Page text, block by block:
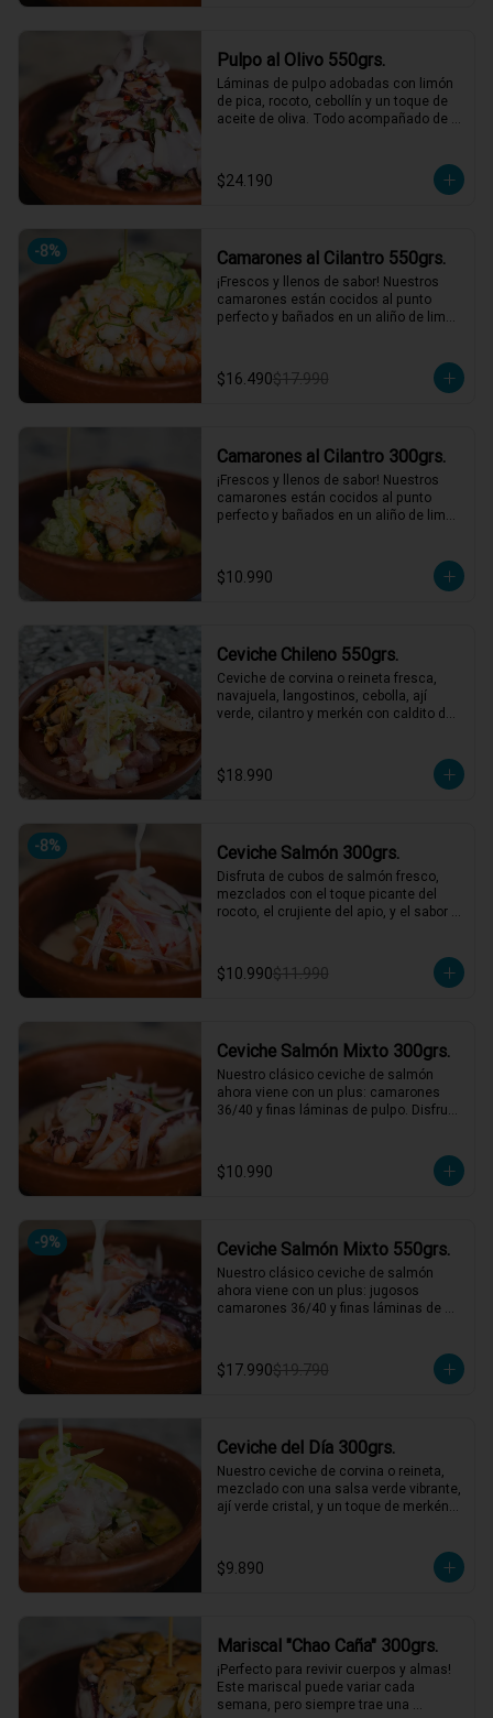
hasta 4 picotean!
*El peso neto corresponde al producto
en su presentación completa, salsas o
acompañamientos incluidos.
Pulpo al Olivo 550grs.
Láminas de pulpo adobadas con limón
de pica, rocoto, cebollín y un toque de
aceite de oliva. Todo acompañado de
quienes buscan algo especial y lleno
de sabor! 🐙🍋
*El peso neto corresponde al producto
en su presentación completa, salsas o
acompañamientos incluidos.
$24.190
-8% Camarones al Cilantro 550grs.
¡Frescos y llenos de sabor! Nuestros
camarones están cocidos al punto
perfecto y bañados en un aliño de limón
que le da ese toque final irresistible.
¡Perfectos para una comida rápida y
*El peso neto corresponde al producto
en su presentación completa, salsas o
acompañamientos incluidos.
$16.490$17.990
Camarones al Cilantro 300grs.
¡Frescos y llenos de sabor! Nuestros
camarones están cocidos al punto
perfecto y bañados en un aliño de limón
que le da ese toque final irresistible.
¡Perfectos para una comida rápida y
*El peso neto corresponde al producto
en su presentación completa, salsas o
acompañamientos incluidos.
$10.990
Ceviche Chileno 550grs.
Ceviche de corvina o reineta fresca,
navajuela, langostinos, cebolla, ají
verde, cilantro y merkén con caldito de
weno!!
$18.990
-8% Ceviche Salmón 300grs.
Disfruta de cubos de salmón fresco,
mezclados con el toque picante del
rocoto, el crujiente del apio, y el sabor
nuestra leche de tigre, que le da ese
punch perfecto. ¡Ideal para esos
*El peso neto corresponde al producto
en su presentación completa, salsas o
acompañamientos incluidos.
$10.990$11.990
Ceviche Salmón Mixto 300grs.
Nuestro clásico ceviche de salmón
ahora viene con un plus: camarones
36/40 y finas láminas de pulpo. Disfruta
leche de tigre que hará bailar tu paladar
🐟🦐🦑
en su presentación completa, salsas o
acompañamientos incluidos.
$10.990
-9% Ceviche Salmón Mixto 550grs.
Nuestro clásico ceviche de salmón
ahora viene con un plus: jugosos
camarones 36/40 y finas láminas de
todo bañado en una leche de tigre que
hará bailar tu paladar 🐟🦐🦑
*El peso neto corresponde al producto
en su presentación completa, salsas o
acompañamientos incluidos.
$17.990$19.790
Ceviche del Día 300grs.
Nuestro ceviche de corvina o reineta,
mezclado con una salsa verde vibrante,
ají verde cristal, y un toque de merkén
reducción de chardonnay y un toque de
aceite de oliva. ¡Una explosión de
*El peso neto corresponde al producto
en su presentación completa, salsas o
acompañamientos incluidos.
$9.890
Mariscal "Chao Caña" 300grs.
¡Perfecto para revivir cuerpos y almas!
Este mariscal puede variar cada
semana, pero siempre trae una